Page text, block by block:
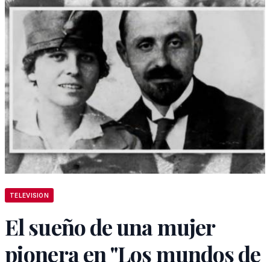
TELEVISION
El sueño de una mujer
pionera en "Los mundos de